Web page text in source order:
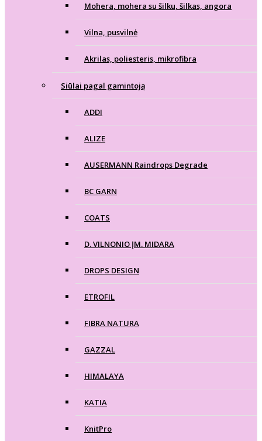
Mohera, mohera su šilku, šilkas, angora
Vilna, pusvilnė
Akrilas, poliesteris, mikrofibra
Siūlai pagal gamintoją
ADDI
ALIZE
AUSERMANN Raindrops Degrade
BC GARN
COATS
D. VILNONIO ĮM. MIDARA
DROPS DESIGN
ETROFIL
FIBRA NATURA
GAZZAL
HIMALAYA
KATIA
KnitPro